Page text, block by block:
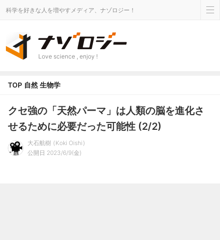
科学を好きな人を増やすメディア、ナゾロジー！
Love science , enjoy !
TOP 自然 生物学
クセ強の「天然パーマ」は人類の脳を進化さ
せるために必要だった可能性 (2/2)
大石航樹
Koki Oishi
公開日 2023/6/9(金)